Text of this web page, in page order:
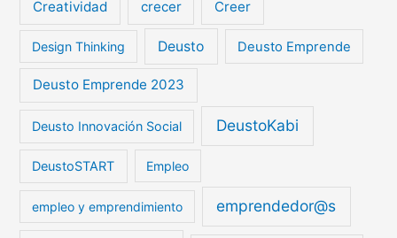
Creatividad crecer Creer
Design Thinking Deusto Deusto Emprende
Deusto Emprende 2023
Deusto Innovación Social DeustoKabi
DeustoSTART Empleo
empleo y emprendimiento emprendedor@s